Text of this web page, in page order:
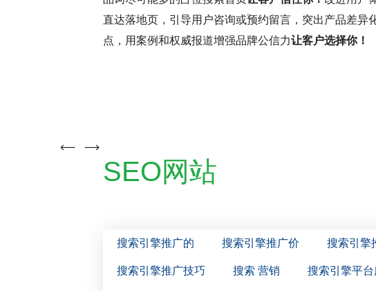
直达落地页，引导用户咨询或预约留言，突出产品差异
点，用案例和权威报道增强品牌公信力让客户选择你！
( 推荐指数5颗星 )
SEO网站
搜索引擎推广的 搜索引擎推广价 搜索引擎
搜索引擎推广技巧 搜索 营销 搜索引擎平